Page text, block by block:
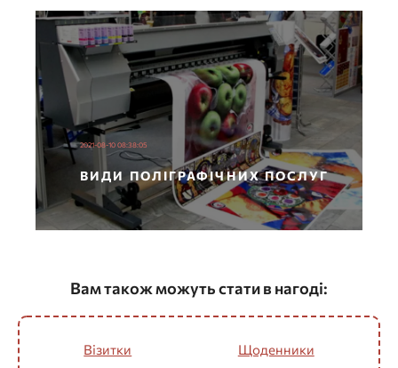
2021-08-10 08:38:05
ВИДИ ПОЛІГРАФІЧНИХ ПОСЛУГ
Вам також можуть стати в нагоді:
Візитки Щоденники